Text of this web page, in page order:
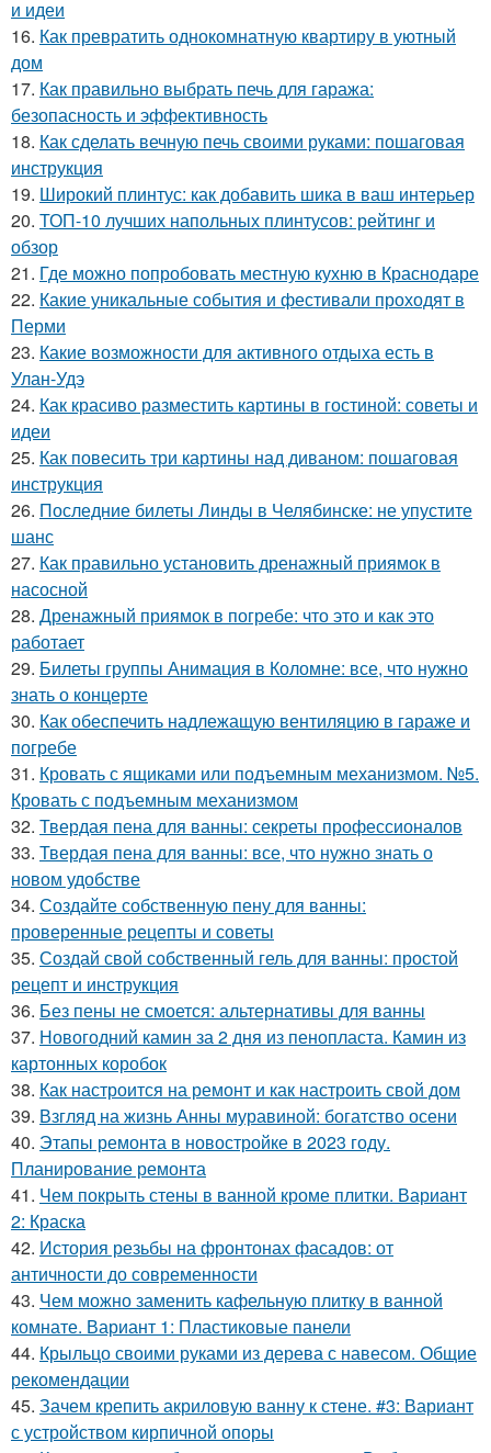
и идеи
16. Как превратить однокомнатную квартиру в уютный
дом
17. Как правильно выбрать печь для гаража:
безопасность и эффективность
18. Как сделать вечную печь своими руками: пошаговая
инструкция
19. Широкий плинтус: как добавить шика в ваш интерьер
20. ТОП-10 лучших напольных плинтусов: рейтинг и
обзор
21. Где можно попробовать местную кухню в Краснодаре
22. Какие уникальные события и фестивали проходят в
Перми
23. Какие возможности для активного отдыха есть в
Улан-Удэ
24. Как красиво разместить картины в гостиной: советы и
идеи
25. Как повесить три картины над диваном: пошаговая
инструкция
26. Последние билеты Линды в Челябинске: не упустите
шанс
27. Как правильно установить дренажный приямок в
насосной
28. Дренажный приямок в погребе: что это и как это
работает
29. Билеты группы Анимация в Коломне: все, что нужно
знать о концерте
30. Как обеспечить надлежащую вентиляцию в гараже и
погребе
31. Кровать с ящиками или подъемным механизмом. №5.
Кровать с подъемным механизмом
32. Твердая пена для ванны: секреты профессионалов
33. Твердая пена для ванны: все, что нужно знать о
новом удобстве
34. Создайте собственную пену для ванны:
проверенные рецепты и советы
35. Создай свой собственный гель для ванны: простой
рецепт и инструкция
36. Без пены не смоется: альтернативы для ванны
37. Новогодний камин за 2 дня из пенопласта. Камин из
картонных коробок
38. Как настроится на ремонт и как настроить свой дом
39. Взгляд на жизнь Анны муравиной: богатство осени
40. Этапы ремонта в новостройке в 2023 году.
Планирование ремонта
41. Чем покрыть стены в ванной кроме плитки. Вариант
2: Краска
42. История резьбы на фронтонах фасадов: от
античности до современности
43. Чем можно заменить кафельную плитку в ванной
комнате. Вариант 1: Пластиковые панели
44. Крыльцо своими руками из дерева с навесом. Общие
рекомендации
45. Зачем крепить акриловую ванну к стене. #3: Вариант
с устройством кирпичной опоры